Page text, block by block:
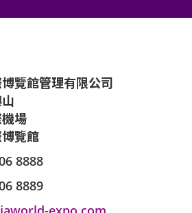
覽館管理有限公司
場
覽館
8888
8889